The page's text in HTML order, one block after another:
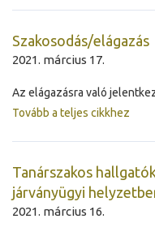
Szakosodás/elágazás
2021. március 17.
Az elágazásra való
Tovább a teljes cikkhez
Tanárszakos
járványügyi
2021. március 16.